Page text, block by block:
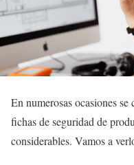
En numerosas ocasiones
fichas de seguridad de
considerables. Vamos a